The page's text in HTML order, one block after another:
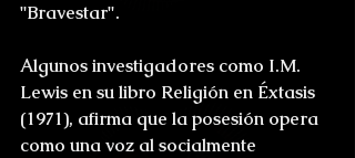
"Bravestar".
Algunos investigadores como I.M.
Lewis en su libro Religión en Éxtasis
(1971), afirma que la posesión opera
como una voz al socialmente